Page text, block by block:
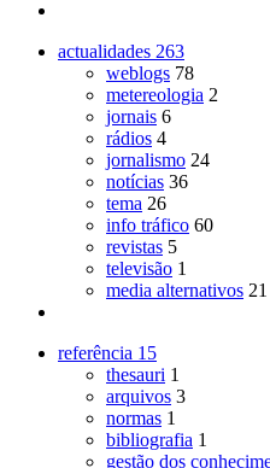
actualidades 263
weblogs 78
metereologia 2
jornais 6
rádios 4
jornalismo 24
notícias 36
tema 26
info tráfico 60
revistas 5
televisão 1
media alternativos 21
referência 15
thesauri 1
arquivos 3
normas 1
bibliografia 1
gestão dos